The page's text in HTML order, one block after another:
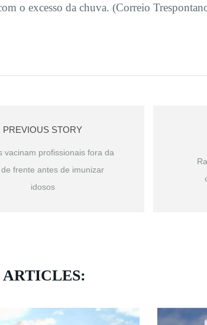
o excesso da chuva. (Correio
PREVIOUS STORY
vacinam profissionais fora da
de frente antes de imunizar
idosos